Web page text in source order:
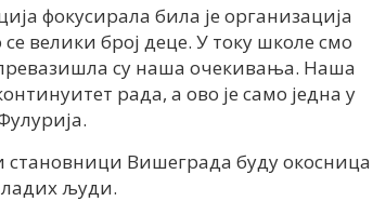
фокусирала била је организација
велики број деце. У току школе смо
су наша очекивања. Наша
рада, а ово је само једна у
становници Вишеграда буду окосница
људи.